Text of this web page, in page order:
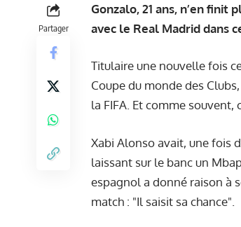
Partager
Gonzalo, 21 ans, n’en finit
avec le Real Madrid dans
Titulaire une nouvelle fois
Coupe du monde des
la FIFA. Et comme souvent,
Xabi Alonso avait, une fois
laissant sur le banc un
espagnol a donné raison à
match : "Il saisit sa chance".